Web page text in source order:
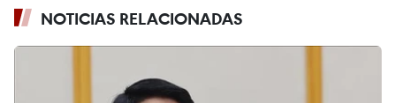
NOTICIAS RELACIONADAS